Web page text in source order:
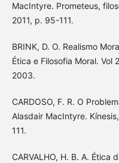
MacIntyre. Prometeus,
2011, p. 95-111.
BRINK, D. O. Realismo
Ética e Filosofia Moral. Vol
2003.
CARDOSO, F. R. O
Alasdair MacIntyre.
111.
CARVALHO, H. B. A. Ética